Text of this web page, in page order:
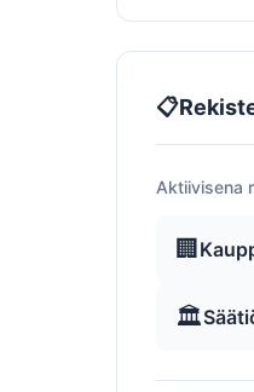
📋
Aktiivisena
🏢
🏛️